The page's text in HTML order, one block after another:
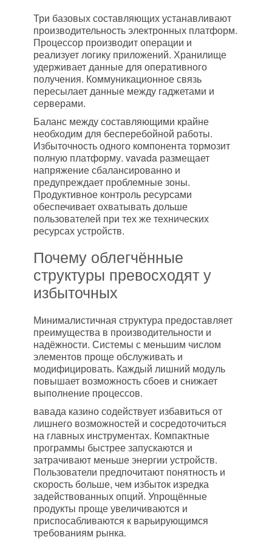
Три базовых составляющих устанавливают
производительность электронных платформ.
Процессор производит операции и
реализует логику приложений. Хранилище
удерживает данные для оперативного
получения. Коммуникационное связь
пересылает данные между гаджетами и
серверами.
Баланс между составляющими крайне
необходим для бесперебойной работы.
Избыточность одного компонента тормозит
полную платформу. vavada размещает
напряжение сбалансированно и
предупреждает проблемные зоны.
Продуктивное контроль ресурсами
обеспечивает охватывать дольше
пользователей при тех же технических
ресурсах устройств.
Почему облегчённые
структуры превосходят у
избыточных
Минималистичная структура предоставляет
преимущества в производительности и
надёжности. Системы с меньшим числом
элементов проще обслуживать и
модифицировать. Каждый лишний модуль
повышает возможность сбоев и снижает
выполнение процессов.
вавада казино содействует избавиться от
лишнего возможностей и сосредоточиться
на главных инструментах. Компактные
программы быстрее запускаются и
затрачивают меньше энергии устройств.
Пользователи предпочитают понятность и
скорость больше, чем избыток изредка
задействованных опций. Упрощённые
продукты проще увеличиваются и
приспосабливаются к варьирующимся
требованиям рынка.